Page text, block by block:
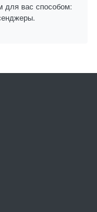
вас способом: